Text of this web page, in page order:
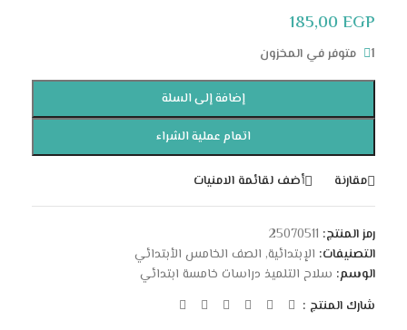
185,00 EGP
1 متوفر في المخزون
إضافة إلى السلة
اتمام عملية الشراء
مقارنة أضف لقائمة الامنيات
رمز المنتج: 25070511
التصنيفات: الإبتدائية, الصف الخامس الأبتدائي
الوسم: سلاح التلميذ دراسات خامسة ابتدائي
شارك المنتج :